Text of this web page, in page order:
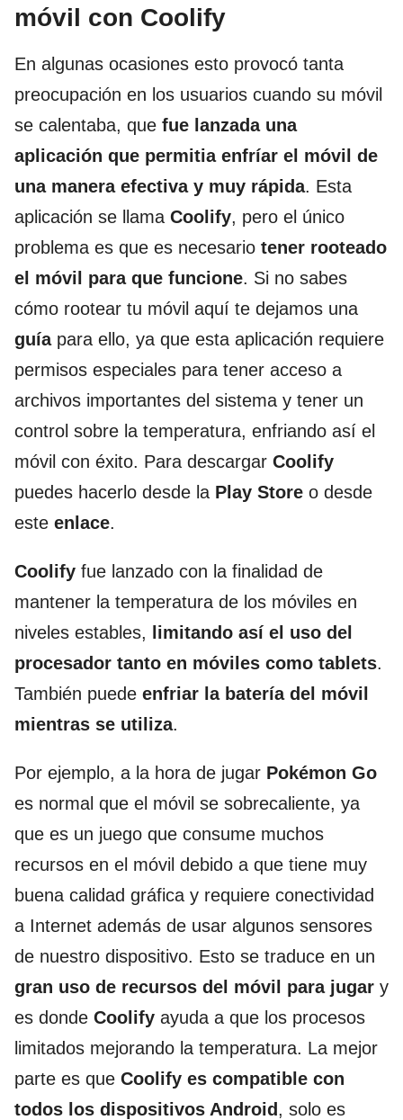
móvil con Coolify
En algunas ocasiones esto provocó tanta
preocupación en los usuarios cuando su móvil
se calentaba, que fue lanzada una
aplicación que permitia enfríar el móvil de
una manera efectiva y muy rápida. Esta
aplicación se llama Coolify, pero el único
problema es que es necesario tener rooteado
el móvil para que funcione. Si no sabes
cómo rootear tu móvil aquí te dejamos una
guíapara ello, ya que esta aplicación requiere
permisos especiales para tener acceso a
archivos importantes del sistema y tener un
control sobre la temperatura, enfriando así el
móvil con éxito. Para descargar Coolify
puedes hacerlo desde la Play Store o desde
este enlace.
Coolify fue lanzado con la finalidad de
mantener la temperatura de los móviles en
niveles estables,
limitando así el uso del
procesador tanto en móviles como tablets.
También puede enfriar la batería del móvil
mientras se utiliza.
Por ejemplo, a la hora de jugar Pokémon Go
es normal que el móvil se sobrecaliente, ya
que es un juego que consume muchos
recursos en el móvil debido a que tiene muy
buena calidad gráfica y requiere conectividad
a Internet además de usar algunos sensores
de nuestro dispositivo. Esto se traduce en un
gran uso de recursos del móvil para jugar y
es donde Coolify ayuda a que los procesos
limitados mejorando la temperatura. La mejor
parte es que Coolify es compatible con
todos los dispositivos Android , solo es